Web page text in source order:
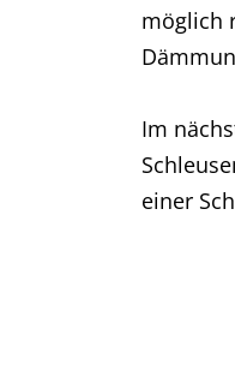
möglich
Im
einer